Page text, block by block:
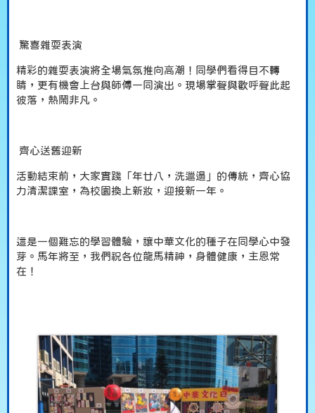
驚喜雜耍表演
精彩的雜耍表演將全場氣氛推向高潮！同學們看得目不轉
睛，更有機會上台與師傅一同演出。現場掌聲與歡呼聲此起
彼落，熱鬧非凡。
齊心送舊迎新
活動結束前，大家實踐「年廿八，洗邋遢」的傳統，齊心協
力清潔課室，為校園換上新妝，迎接新一年。
這是一個難忘的學習體驗，讓中華文化的種子在同學心中發
芽。馬年將至，我們祝各位龍馬精神，身體健康，主恩常
在！